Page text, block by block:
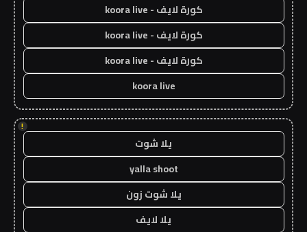
كورة لايف - koora live
كورة لايف - koora live
كورة لايف - koora live
koora live
!
يلا شوت
yalla shoot
يلا شوت زون
يلا لايف